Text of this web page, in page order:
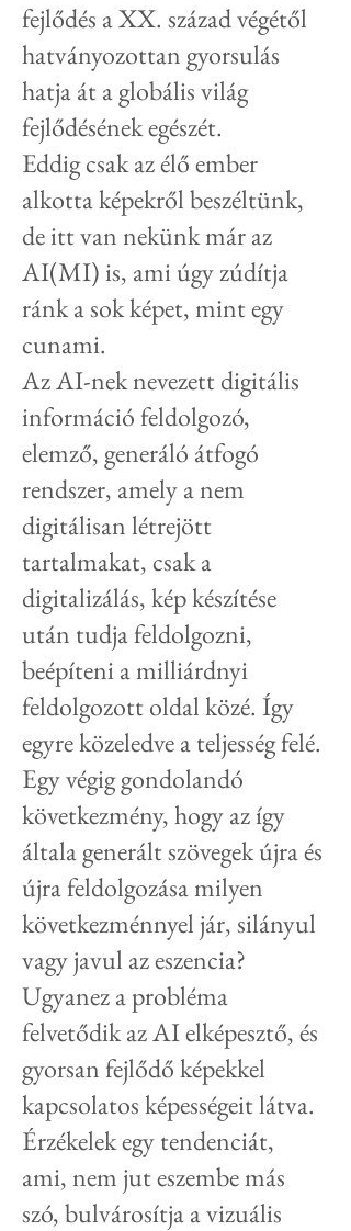
fejlődés a XX. század végétől
hatványozottan gyorsulás
hatja át a globális világ
fejlődésének egészét.
Eddig csak az élő ember
alkotta képekrőlbeszéltünk,
de itt van nekünk már az
AI(MI) is, ami úgy zúdítja
ránk a sok képet, mint egy
cunami.
Az AI-nek nevezett digitális
információ feldolgozó,
elemző, generáló átfogó
rendszer, amely a nem
digitálisan létrejött
tartalmakat, csak a
digitalizálás, kép készítése
után tudja feldolgozni,
beépíteni a milliárdnyi
feldolgozott oldal közé. Így
egyre közeledve a teljesség felé.
Egy végig gondolandó
következmény, hogy az így
általa generált szövegek újra és
újra feldolgozása milyen
következménnyel jár, silányul
vagy javul az eszencia?
Ugyanez a probléma
felvetődik az AI elképesztő, és
gyorsan fejlődő képekkel
kapcsolatos képességeit látva.
Érzékelek egy tendenciát,
ami, nem jut eszembe más
szó, bulvárosítja a vizuális